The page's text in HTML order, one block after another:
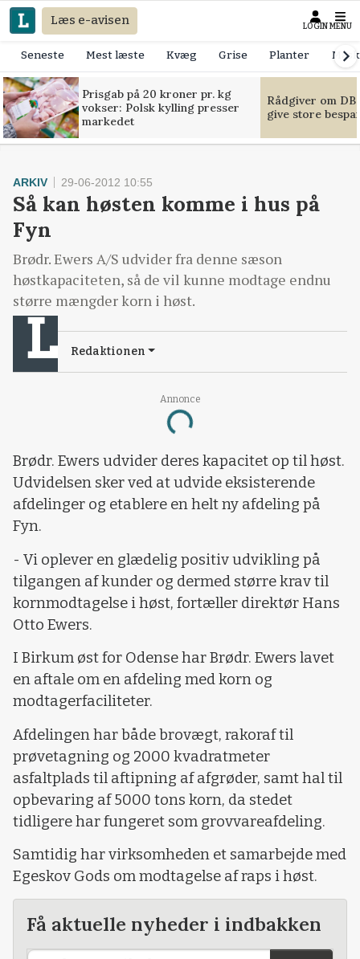
Læs e-avisen LOGIN MENU
Seneste Mest læste Kvæg Grise Planter
Prisgab på 20 kroner pr. kg
vokser: Polsk kylling presser
markedet
Rådgiver om
give store
Annonce
Loading...
ARKIV 29-06-2012 10:55
Så kan høsten komme i hus på
Fyn
Brødr. Ewers A/S udvider fra denne sæson
høstkapaciteten, så de vil kunne modtage endnu
større mængder korn i høst.
Redaktionen
Brødr. Ewers udvider deres kapacitet op til høst.
Udvidelsen sker ved at udvide eksisterende
afdelinger og etablere en helt ny afdeling på
Fyn.
- Vi oplever en glædelig positiv udvikling på
tilgangen af kunder og dermed større krav til
kornmodtagelse i høst, fortæller direktør Hans
Otto Ewers.
I Birkum øst for Odense har Brødr. Ewers lavet
en aftale om en afdeling med korn og
modtagerfaciliteter.
Afdelingen har både brovægt, rakoraf til
prøvetagning og 2000 kvadratmeter
asfaltplads til aftipning af afgrøder, samt hal til
opbevaring af 5000 tons korn, da stedet
tidligere har fungeret som grovvareafdeling.
Samtidig har virksomheden et samarbejde med
Egeskov Gods om modtagelse af raps i høst.
Få aktuelle nyheder i indbakken